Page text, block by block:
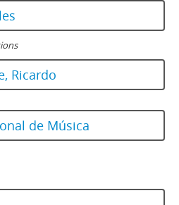
Ricardo
de Música